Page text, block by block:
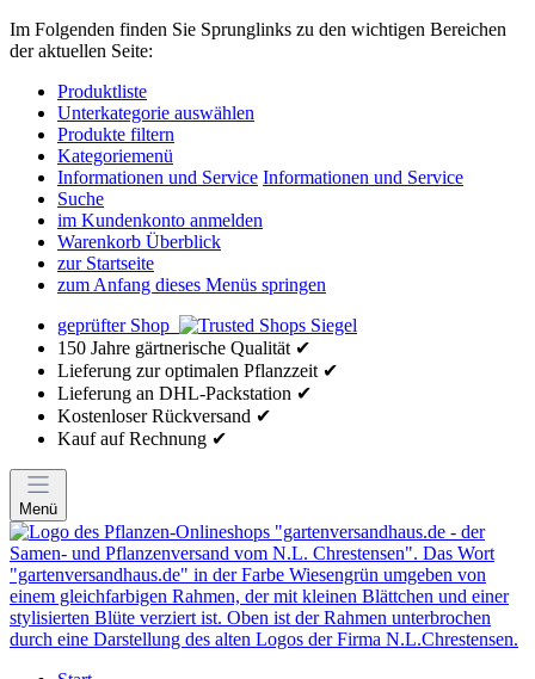
Im Folgenden finden Sie Sprunglinks zu den wichtigen Bereichen
der aktuellen Seite:
Produktliste
Unterkategorie auswählen
Produkte filtern
Kategoriemenü
Informationen und Service Informationen und Service
Suche
im Kundenkonto anmelden
Warenkorb Überblick
zur Startseite
zum Anfang dieses Menüs springen
geprüfter Shop
150 Jahre gärtnerische Qualität ✔
Lieferung zur optimalen Pflanzzeit ✔
Lieferung an DHL-Packstation ✔
Kostenloser Rückversand ✔
Kauf auf Rechnung ✔
Menü